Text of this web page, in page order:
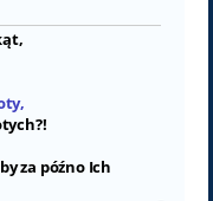
za późno Ich